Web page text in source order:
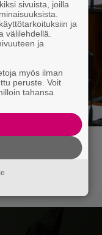
jäänyt
kiinnosta
sivuista, joilla
ja
välilehdellä.
ja
myös ilman
peruste. Voit
tahansa